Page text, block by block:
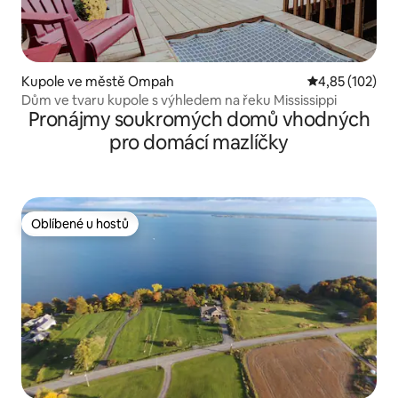
Kupole ve městě Ompah Průměrné
4,85 (102)
Dům ve tvaru kupole s výhledem na řeku Mississippi
Pronájmy soukromých domů vhodných
pro domácí mazlíčky
Oblíbené u hostů
Oblíbené u hostů